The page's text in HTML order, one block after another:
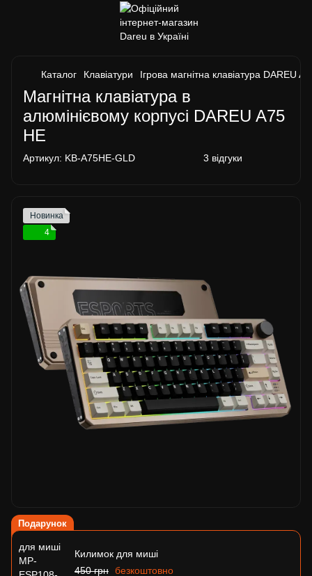
Каталог Клавіатури Ігрова магнітна клавіатура DAREU
Магнітна клавіатура в
алюмінієвому корпусі DAREU A75
HE
Артикул: KB-A75HE-GLD 3 відгуки
Новинка
4
Подарунок
Килимок для миші
450 грн безкоштовно